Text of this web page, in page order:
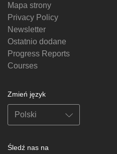
Mapa strony
Privacy Policy
Newsletter
Ostatnio dodane
Progress Reports
Courses
Zmień język
Śledź nas na